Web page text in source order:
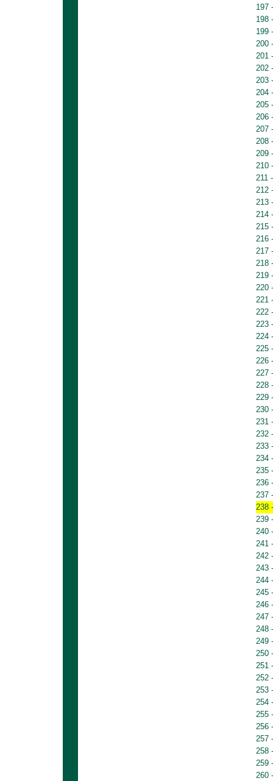
197
198
199
200
201
202
203
204
205
206
207
208
209
210
211
212
213
214
215
216
217
218
219
220
221
222
223
224
225
226
227
228
229
230
231
232
233
234
235
236
237
238
239
240
241
242
243
244
245
246
247
248
249
250
251
252
253
254
255
256
257
258
259
260